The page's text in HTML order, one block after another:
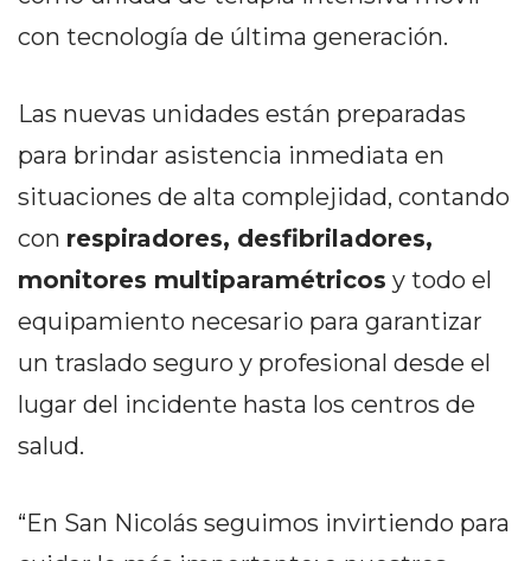
CHANGUITO.COM.AR VS
OTRAS PLATAFORMAS DE
VENTA POR WHATSAPP
CÓMO RECIBIR PEDIDOS
DE COMIDA POR
WHATSAPP: LA GUÍA
DEFINITIVA PARA
RESTAURANTES Y
CÓMO ORGANIZAR LOS
POR WHATSAPP SIN QUE
con tecnología de última generación.
Las nuevas unidades están preparadas
para brindar asistencia inmediata en
situaciones de alta complejidad, contando
con respiradores, desfibriladores,
monitores multiparamétricos y todo el
equipamiento necesario para garantizar
un traslado seguro y profesional desde el
lugar del incidente hasta los centros de
salud.
“En San Nicolás seguimos invirtiendo para